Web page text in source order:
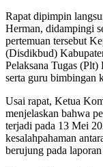
Rapat dipimpin
Herman, didampingi
pertemuan tersebut
(Disdikbud)
Pelaksana Tugas
serta guru bimbingan
Usai rapat, Ketua
menjelaskan bahwa
terjadi pada 13 Mei
kesalahpahaman
berujung pada